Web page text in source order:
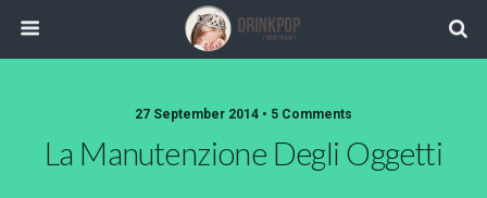
27 September 2014 • 5 Comments
La Manutenzione Degli Oggetti